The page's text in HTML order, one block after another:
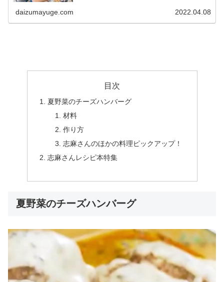
daizumayuge.com 2022.04.08
目次
夏野菜のチーズハンバーグ
材料
作り方
志麻さんのほかの料理ピックアップ！
志麻さんレシピ本特集
夏野菜のチーズハンバーグ